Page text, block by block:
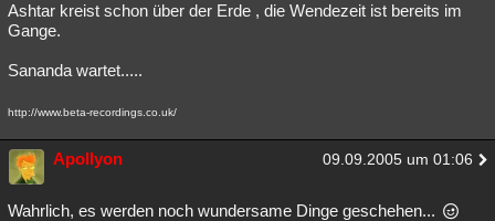
Ashtar kreist schon über der Erde , die Wendezeit ist bereits im
Gange.
Sananda wartet.....
http://www.beta-recordings.co.uk/
Apollyon 09.09.2005 um 01:06
Wahrlich, es werden noch wundersame Dinge geschehen...